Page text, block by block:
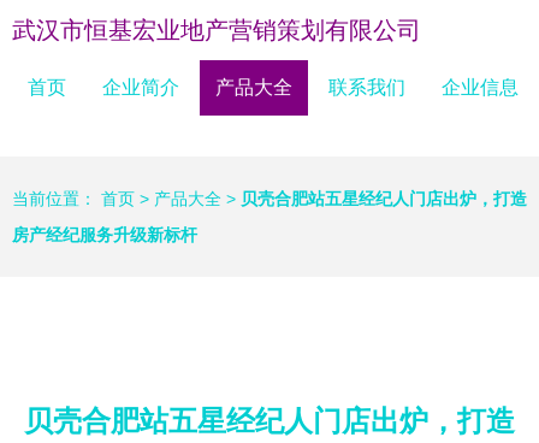
武汉市恒基宏业地产营销策划有限公司
首页 企业简介 产品大全 联系我们 企业信息
当前位置： 首页 > 产品大全 > 贝壳合肥站五星经纪人门店出炉，打造
房产经纪服务升级新标杆
贝壳合肥站五星经纪人门店出炉，打造